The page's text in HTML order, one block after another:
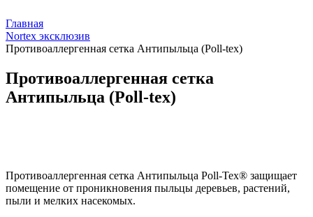
Главная
Nortex эксклюзив
Противоаллергенная сетка Антипыльца (Poll-tex)
Противоаллергенная сетка
Антипыльца (Poll-tex)
Противоаллергенная сетка Антипыльца Poll-Tex® защищает
помещение от проникновения пыльцы деревьев, растений,
пыли и мелких насекомых.